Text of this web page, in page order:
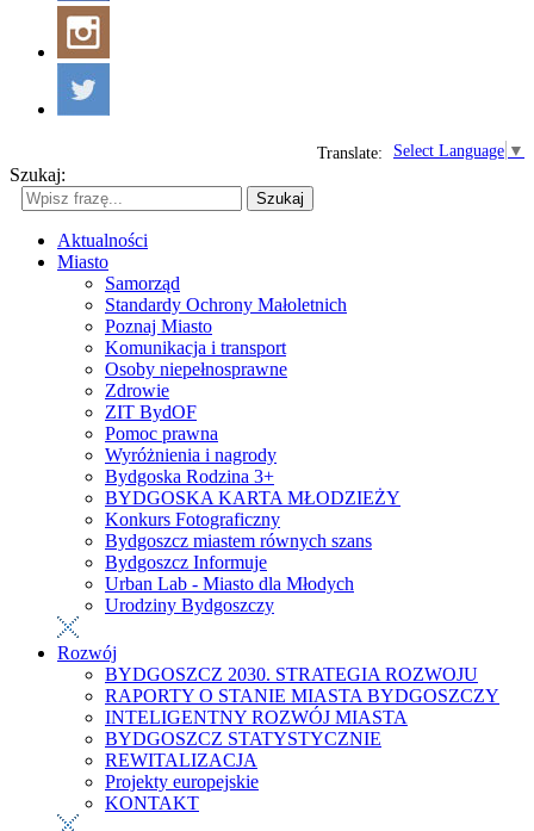
Select Language ▼
Translate:
Szukaj:
Szukaj
Aktualności
Miasto
Samorząd
Standardy Ochrony Małoletnich
Poznaj Miasto
Komunikacja i transport
Osoby niepełnosprawne
Zdrowie
ZIT BydOF
Pomoc prawna
Wyróżnienia i nagrody
Bydgoska Rodzina 3+
BYDGOSKA KARTA MŁODZIEŻY
Konkurs Fotograficzny
Bydgoszcz miastem równych szans
Bydgoszcz Informuje
Urban Lab - Miasto dla Młodych
Urodziny Bydgoszczy
Rozwój
BYDGOSZCZ 2030. STRATEGIA ROZWOJU
RAPORTY O STANIE MIASTA BYDGOSZCZY
INTELIGENTNY ROZWÓJ MIASTA
BYDGOSZCZ STATYSTYCZNIE
REWITALIZACJA
Projekty europejskie
KONTAKT